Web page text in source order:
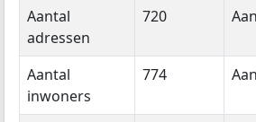
Aantal
adressen
720
Aantal
inwoners
774